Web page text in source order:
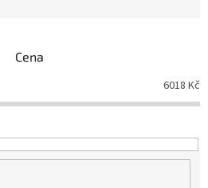
Cena
6018 Kč